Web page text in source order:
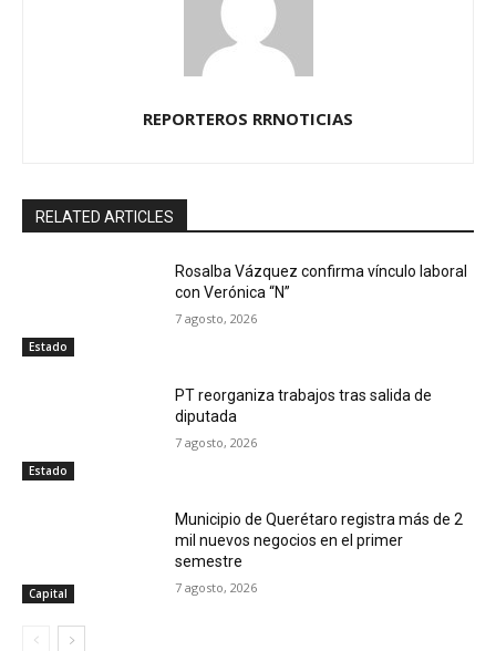
REPORTEROS RRNOTICIAS
RELATED ARTICLES
Estado
Rosalba Vázquez confirma vínculo laboral
con Verónica “N”
7 agosto, 2026
Estado
PT reorganiza trabajos tras salida de
diputada
7 agosto, 2026
Capital
Municipio de Querétaro registra más de 2
mil nuevos negocios en el primer
semestre
7 agosto, 2026